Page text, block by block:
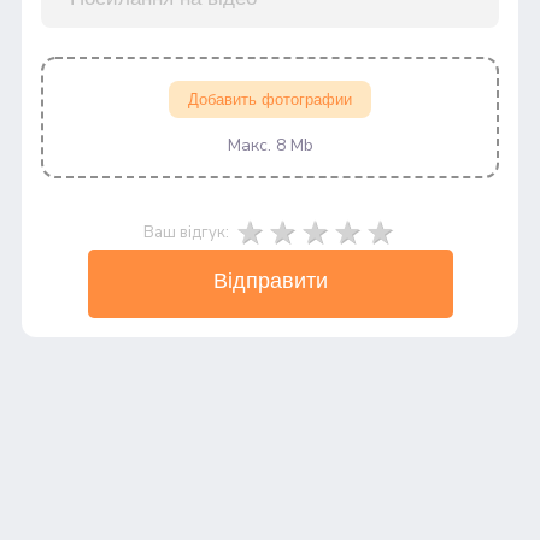
Добавить фотографии
Макс. 8 Mb
Ваш відгук:
Відправити